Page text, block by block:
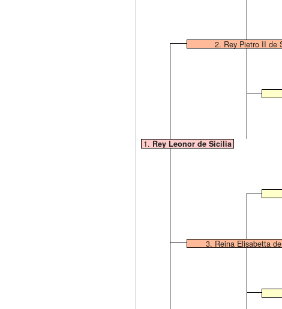
2. Rey Pietro II de
1.Rey Leonor de Sicilia
3. Reina Elisabetta